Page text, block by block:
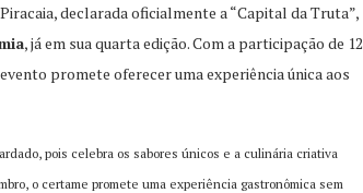
declarada oficialmente a “Capital da Truta”,
, já em sua quarta edição. Com a participação de 12
promete oferecer uma experiência única aos
pois celebra os sabores únicos e a culinária criativa
o certame promete uma experiência gastronômica sem